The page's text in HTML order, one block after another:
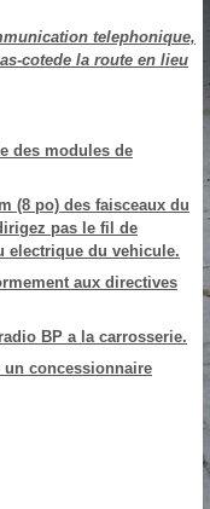
telephonique,
cotede la route en lieu
des modules de
(8 po) des faisceaux du
pas le fil de
electrique du vehicule.
aux directives
BP a la carrosserie.
concessionnaire